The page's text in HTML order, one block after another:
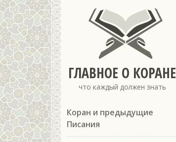
ГЛАВНОЕ О КОРАНЕ
что каждый должен знать
Коран и предыдущие
Писания